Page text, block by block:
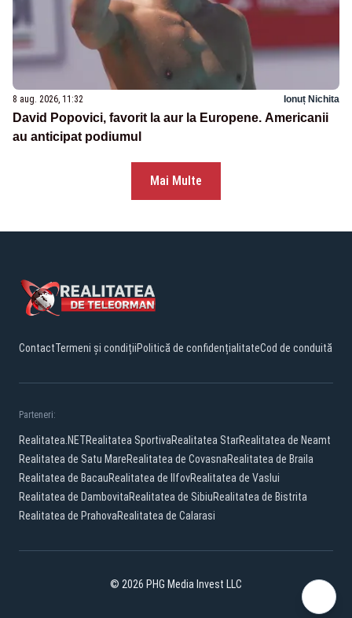
8 aug. 2026, 11:32 Ionuț Nichita
David Popovici, favorit la aur la Europene. Americanii
au anticipat podiumul
Mai Multe
ContactTermeni și condițiiPolitică de confidențialitateCod de conduită
Parteneri:
Realitatea.NETRealitatea SportivaRealitatea StarRealitatea de Neamt
Realitatea de Satu MareRealitatea de CovasnaRealitatea de Braila
Realitatea de BacauRealitatea de IlfovRealitatea de Vaslui
Realitatea de DambovitaRealitatea de SibiuRealitatea de Bistrita
Realitatea de PrahovaRealitatea de Calarasi
© 2026 PHG Media Invest LLC